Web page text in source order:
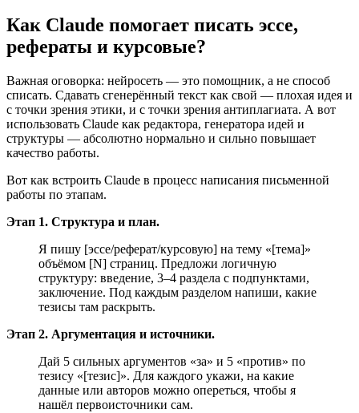
Как Claude помогает писать эссе,
рефераты и курсовые?
Важная оговорка: нейросеть — это помощник, а не способ
списать. Сдавать сгенерённый текст как свой — плохая идея и
с точки зрения этики, и с точки зрения антиплагиата. А вот
использовать Claude как редактора, генератора идей и
структуры — абсолютно нормально и сильно повышает
качество работы.
Вот как встроить Claude в процесс написания письменной
работы по этапам.
Этап 1. Структура и план.
Я пишу [эссе/реферат/курсовую] на тему «[тема]»
объёмом [N] страниц. Предложи логичную
структуру: введение, 3–4 раздела с подпунктами,
заключение. Под каждым разделом напиши, какие
тезисы там раскрыть.
Этап 2. Аргументация и источники.
Дай 5 сильных аргументов «за» и 5 «против» по
тезису «[тезис]». Для каждого укажи, на какие
данные или авторов можно опереться, чтобы я
нашёл первоисточники сам.